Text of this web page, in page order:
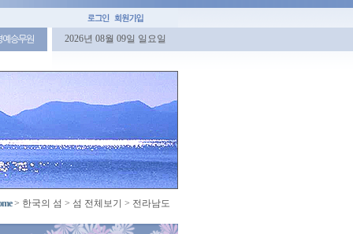
예승무원 2026년 08월 09일 일요일
> 한국의 섬 > 섬 전체보기 > 전라남도